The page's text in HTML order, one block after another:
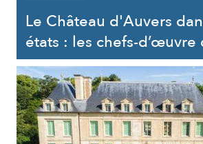
Le Château d'Auvers
états : les chefs-d’œuvre